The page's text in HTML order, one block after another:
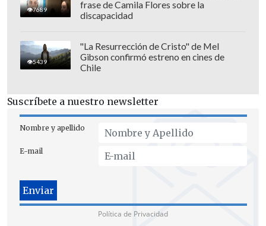
7689
frase de Camila Flores sobre la
discapacidad
5439
"La Resurrección de Cristo" de Mel
Gibson confirmó estreno en cines de
Chile
Suscríbete a nuestro newsletter
Nombre y apellido
E-mail
Política de Privacidad